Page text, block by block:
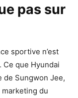
pas sur
sportive n’est
Ce que Hyundai
de Sungwon Jee,
du